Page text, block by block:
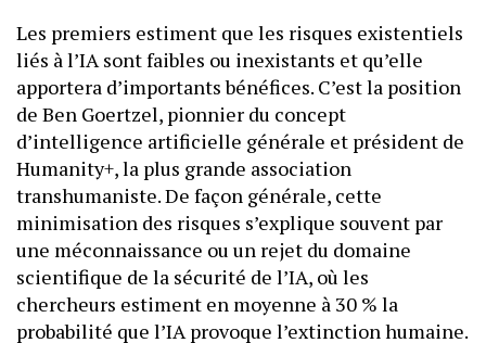
Les premiers estiment que les risques existentiels
liés à l’IA sont faibles ou inexistants et qu’elle
apportera d’importants bénéfices. C’est la position
de Ben Goertzel, pionnier du concept
d’intelligence artificielle générale et président de
Humanity+, la plus grande association
transhumaniste. De façon générale, cette
minimisation des risques s’explique souvent par
une méconnaissance ou un rejet du domaine
scientifique de la sécurité de l’IA, où les
chercheurs estiment en moyenne à 30 % la
probabilité que l’IA provoque l’extinction humaine.